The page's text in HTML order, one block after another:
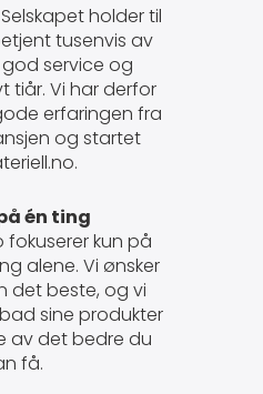
holder til
tusenvis av
service og
tiår. Vi har derfor
erfaringen fra
og startet
én ting
fokuserer kun på
alene. Vi ønsker
det beste, og vi
sine produkter
av det bedre du
få.